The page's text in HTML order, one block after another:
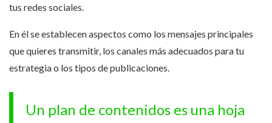
tus redes sociales.
En él se establecen aspectos como los mensajes principales
que quieres transmitir, los canales más adecuados para tu
estrategia o los tipos de publicaciones.
Un plan de contenidos es una hoja